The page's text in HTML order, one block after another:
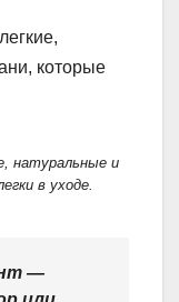
натуральные и
в уходе.
—